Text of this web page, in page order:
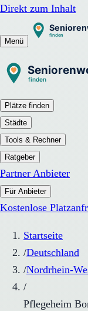
Direkt zum Inhalt
Menü
Plätze finden
Städte
Tools & Rechner
Ratgeber
Partner Anbieter
Für Anbieter
Kostenlose
Startseite
/Deutschland
/Nordrhein-
/
Pflegeheim